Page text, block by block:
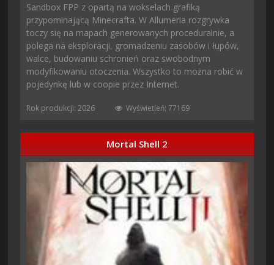
Sandbox FPP z opartą na wokselach grafiką
przypominającą Minecrafta. W Allumeria rozgrywka
toczy się na mapach generowanych proceduralnie, a
polega na eksploracji, gromadzeniu zasobów i łupów,
walce, budowaniu schronień oraz swobodnym
modyfikowaniu otoczenia. Wszystko to można robić w
pojedynkę lub w coopie przez Internet.
Rok produkcji: 2026 Wyświetleń: 77169
Mortal Shell 2